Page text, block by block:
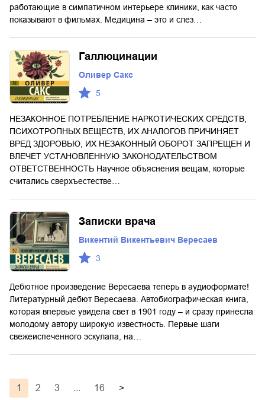
работающие в симпатичном интерьере клиники, как часто
показывают в фильмах. Медицина – это и слез…
Галлюцинации
Оливер Сакс
5
НЕЗАКОННОЕ ПОТРЕБЛЕНИЕ НАРКОТИЧЕСКИХ СРЕДСТВ,
ПСИХОТРОПНЫХ ВЕЩЕСТВ, ИХ АНАЛОГОВ ПРИЧИНЯЕТ
ВРЕД ЗДОРОВЬЮ, ИХ НЕЗАКОННЫЙ ОБОРОТ ЗАПРЕЩЕН И
ВЛЕЧЕТ УСТАНОВЛЕННУЮ ЗАКОНОДАТЕЛЬСТВОМ
ОТВЕТСТВЕННОСТЬ Научное объяснения вещам, которые
считались сверхъестестве…
Записки врача
Викентий Викентьевич Вересаев
3
Дебютное произведение Вересаева теперь в аудиоформате!
Литературный дебют Вересаева. Автобиографическая книга,
которая впервые увидела свет в 1901 году – и сразу принесла
молодому автору широкую известность. Первые шаги
свежеиспеченного эскулапа, на…
1 2 3 16 >